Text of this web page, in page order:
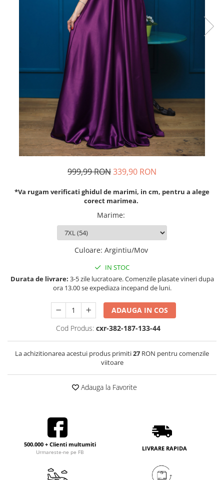
Rochii din Barbie/Bistrech
Rochii voal
Rochii cu imprimeu
999,99 RON339,90 RON
*Va rugam verificati ghidul de marimi, in cm, pentru a alege
corect marimea.
Marime:
Culoare: Argintiu/Mov
IN STOC
Durata de livrare: 3-5 zile lucratoare. Comenzile plasate vineri dupa
ora 13.00 se expediaza incepand de luni.
ADAUGA IN COS
Cod Produs: cxr-382-187-133-44
La achizitionarea acestui produs primiti27 RON pentru comenzile
viitoare
Adauga la Favorite
500.000 + Clienti multumiti
Urmareste-ne pe FB
LIVRARE RAPIDA